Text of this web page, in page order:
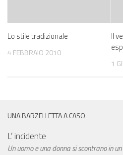
Lo stile tradizionale
4 FEBBRAIO 2010
Il
1
UNA BARZELLETTA A CASO
L’ incidente
Un uomo e una donna si scontrano in